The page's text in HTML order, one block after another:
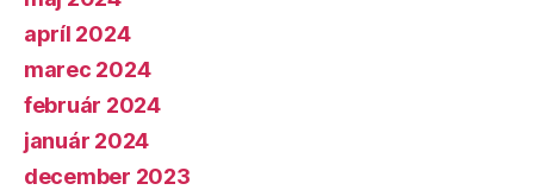
apríl 2024
marec 2024
február 2024
január 2024
december 2023